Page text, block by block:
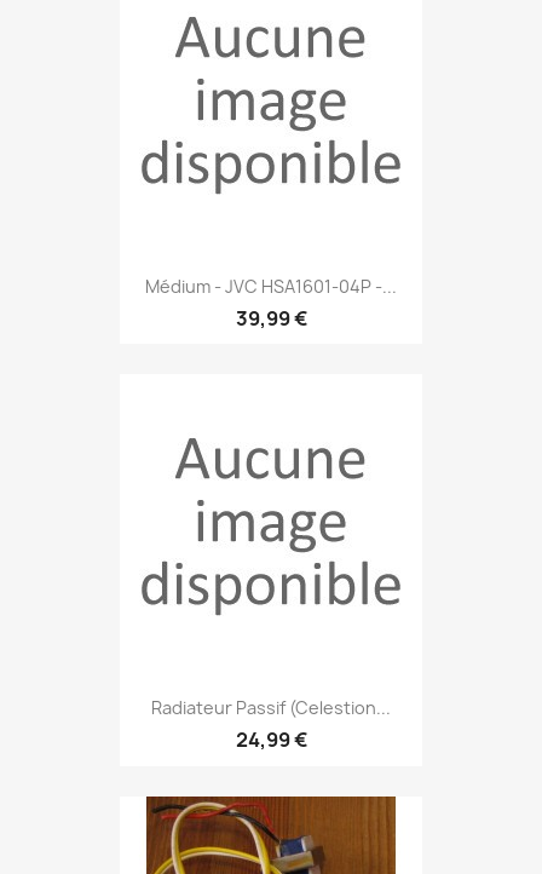
Médium - JVC HSA1601-04P -...
39,99 €
Radiateur Passif (Celestion...
24,99 €